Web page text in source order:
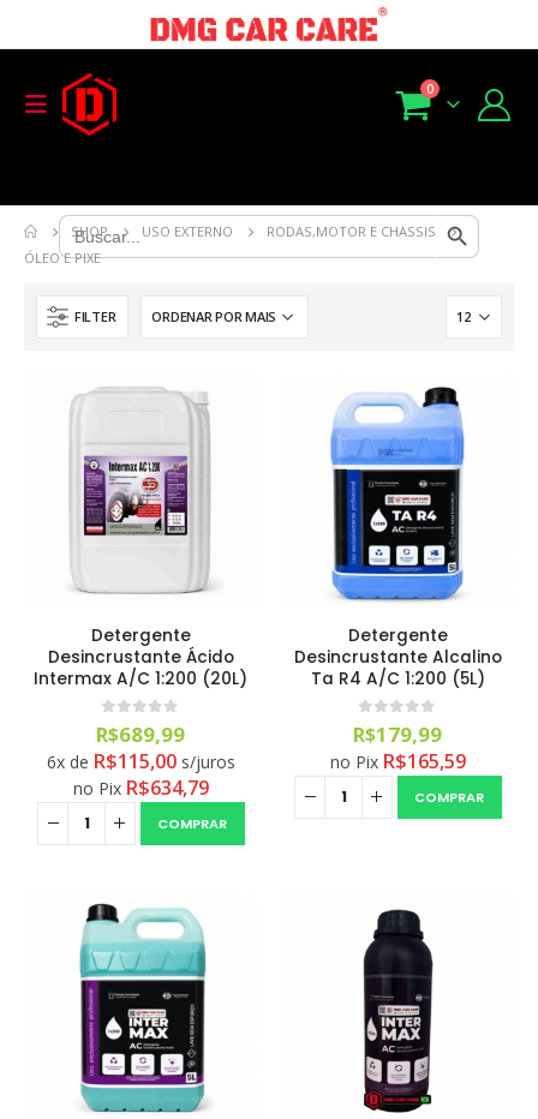
Search
for:
Search Button
0
SHOP USO EXTERNO
RODAS,MOTOR E CHASSIS
ÓLEO E PIXE
FILTER
Detergente
Desincrustante Ácido
Intermax A/C 1:200 (20L)
R$689,99
6x de R$115,00 s/juros
no Pix R$634,79
COMPRAR
Detergente
Desincrustante Alcalino
Ta R4 A/C 1:200 (5L)
R$179,99
no Pix R$165,59
COMPRAR